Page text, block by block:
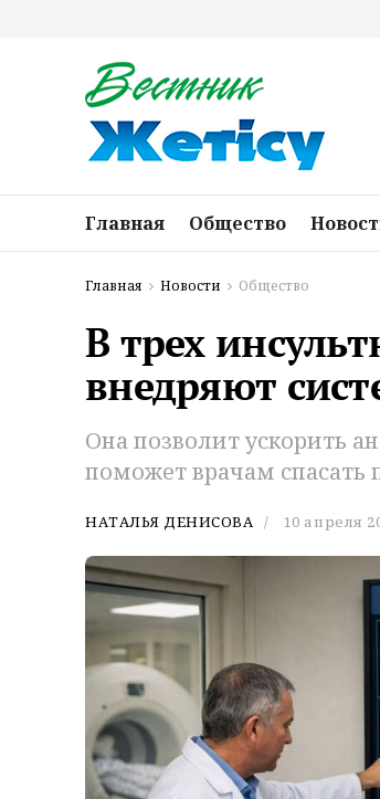
Главная Общество
Главная Новости Общество
В трех
внедряют
Она позволит ускорить
поможет врачам спасать
НАТАЛЬЯ ДЕНИСОВА 10 апреля